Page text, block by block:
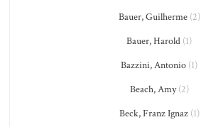
Bauer, Guilherme(2)
Bauer, Harold (1)
Bazzini, Antonio (1)
Beach, Amy(2)
Beck, Franz Ignaz(1)